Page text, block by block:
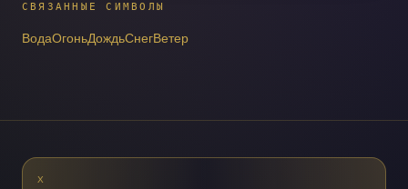
СВЯЗАННЫЕ СИМВОЛЫ
ВодаОгоньДождьСнегВетер
X